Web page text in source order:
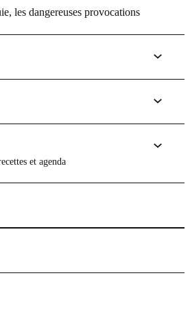
les dangereuses provocations
et agenda